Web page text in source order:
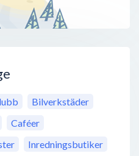
Bilverkstäder
Caféer
Inredningsbutiker